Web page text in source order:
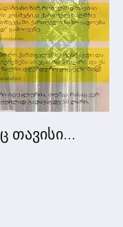
თავისი...